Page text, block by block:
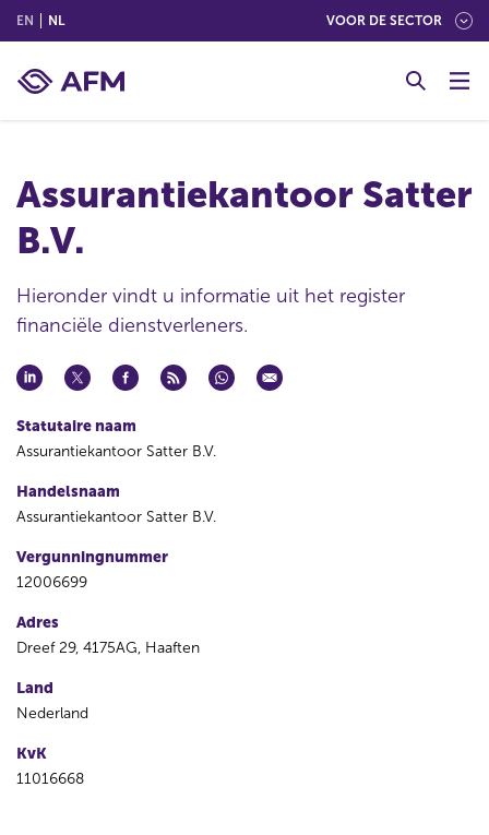
EN (ENGLISH)
NL(NEDERLANDS (NEDERLAND)) VOOR DE SECTOR
Assurantiekantoor Satter
B.V.
Hieronder vindt u informatie uit het register
financiële dienstverleners.
Statutaire naam
Assurantiekantoor Satter B.V.
Handelsnaam
Assurantiekantoor Satter B.V.
Vergunningnummer
12006699
Adres
Dreef 29, 4175AG, Haaften
Land
Nederland
KvK
11016668